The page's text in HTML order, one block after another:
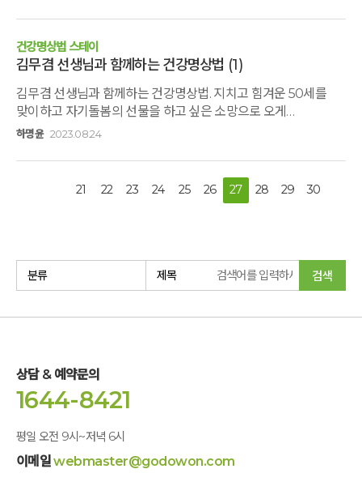
했었고요. 그리하여 5남매가 된 친정식구들과 올케언니
2명, 그리고 친구 같은 조카랑 총 8명이 함께
함께 하는 우릴 큰오빠가 내려다 보았을 것 같아요.큰오빠는 빛이
되었으니까요.올케언니를 보면서는 빙그레 웃었을지도
몰라요.'흠,,, 나 없이도 잘 있구만. 그간 고생했네.' 하면서요. 오늘
안 쓸수가 없네유..ㅋㅋㅋㅋ 작은 오빠는 제가 권유한
맨발걷기도 하고 있답니다. 맨발걷기 열심히 했더니, 왼쪽 아프던
나면 걷던 걸음 멈추고 그대로 멈춥니다. 풀벌레 소리가 커져요.
지금 친정식구들과 함께 한 이 자리가 너무나 기쁘면서도 우리
오빠가 불편해 하면 어쩌지? 걱정하는 나를 봅니다. 징!! 다시
걷습니다. 한 발 한 발 느리게 느리게 천천히 천천히 하루
경험이지만 우리 식구들에게 충만한 경험이 되게 해 준 옹달샘
가족 여러분께 진심으로 감사합니다.
만나 뵙겠습니다. 깊은산속옹달샘 건강하십시오.
명상, 호흡 명상, 소리명상 등 감사의 설명에 따라 진행 되었는데
특히 둘째 날 오후 진행된 통나무 명상 프로그램이 통나무 봄으로
머리부터 발끝까지 전신을 마사지하며 긴장이 싹 풀리고 심신이
가벼워짐을 느꼈고 식사 또한 화학조미료 없이 건강한 식재료로
만든 음식이 매끼 부페식으로 차려져 다음에도 시간 날 때 한 번씩
들릴 수 있었으면 한다.
건강명상법 스테이
김무겸 선생님과 함께하는 건강명상법 (1)
김무겸 선생님과 함께하는 건강명상법. 지치고 힘겨운 50세를
맞이하고 자기돌봄의 선물을 하고 싶은 소망으로 오게
되었습니다. 선생님과 함께 하면서 나의 지 난 시간들이 수단의
시간이 다가오고, 지금의 삶이 목적의 시간이 되어야 한다는 것을
채워서 돌아갑니다. 선생님의 명상 속에서 자기돌봄의 기쁨을
알았고 호흡명상을 하면서 감사함을 느낄 수 있었습니다.
은혜를 씨앗 삼아 건강하게 생활 명상도 하다가 다시 10년 후
옹달샘을 볼 수 있기를 소망해 봅니다. 김무겸 선생님의 건강과
하명윤 2023.08.24
21 22 23 24 25 26 27 28 29 30
검색
상담 & 예약문의
1644-8421
평일 오전 9시~저녁 6시
이메일webmaster@godowon.com